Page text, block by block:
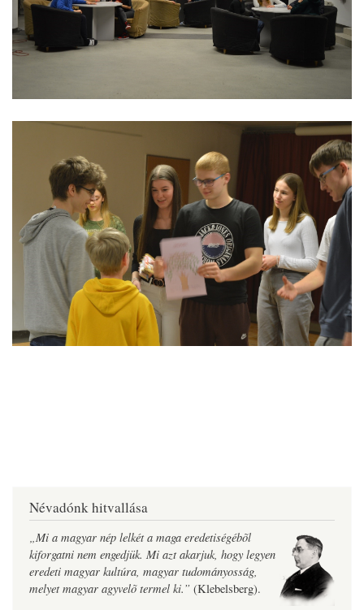
Névadónk hitvallása
„Mi a magyar nép lelkét a maga eredetiségébõl
kiforgatni nem engedjük. Mi azt akarjuk, hogy legyen
eredeti magyar kultúra, magyar tudományosság,
melyet magyar agyvelõ termel ki.” (Klebelsberg).